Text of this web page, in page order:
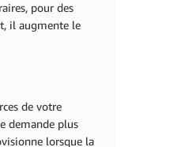
pour des
il augmente le
de votre
demande plus
lorsque la